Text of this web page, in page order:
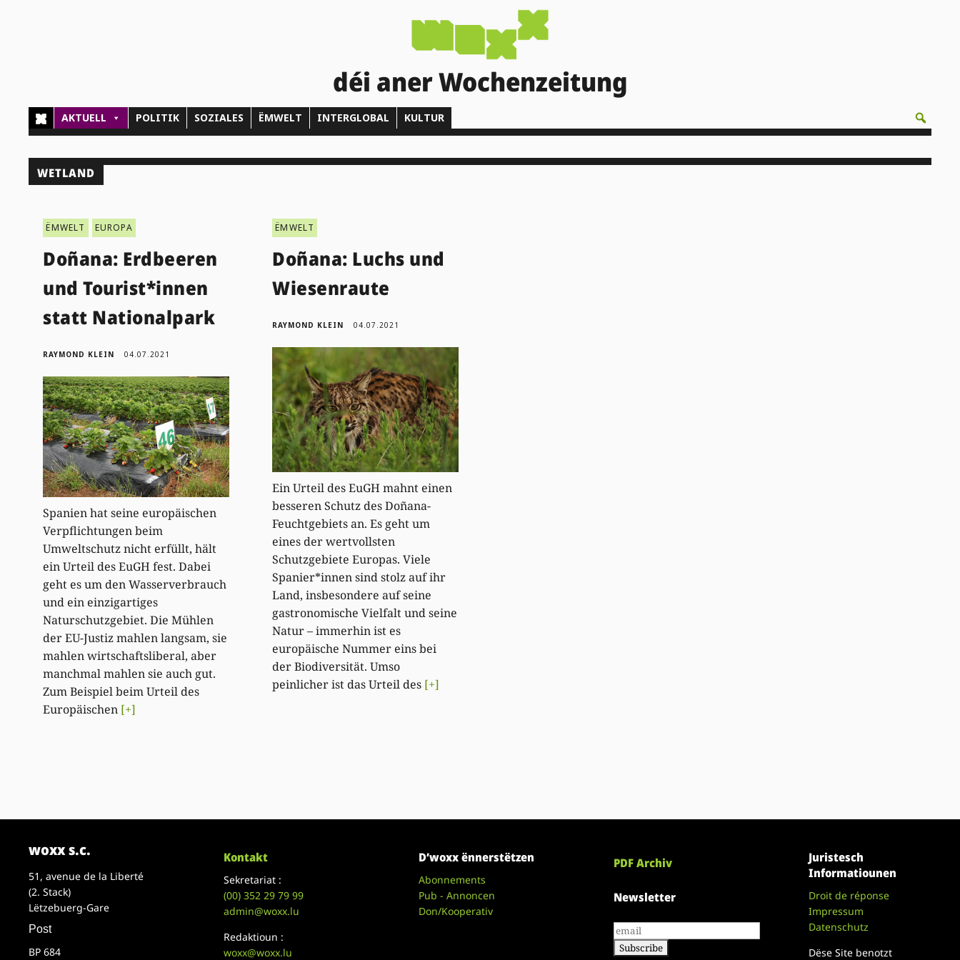
déi aner Wochenzeitung
AKTUELL POLITIK SOZIALES ËMWELT INTERGLOBAL KULTUR
WETLAND
ËMWELT EUROPA
Doñana: Erdbeeren
und Tourist*innen
statt Nationalpark
RAYMOND KLEIN 04.07.2021
Spanien hat seine europäischen
Verpflichtungen beim
Umweltschutz nicht erfüllt, hält
ein Urteil des EuGH fest. Dabei
geht es um den Wasserverbrauch
und ein einzigartiges
Naturschutzgebiet. Die Mühlen
der EU-Justiz mahlen langsam, sie
mahlen wirtschaftsliberal, aber
manchmal mahlen sie auch gut.
Zum Beispiel beim Urteil des
Europäischen [+]
ËMWELT
Doñana: Luchs und
Wiesenraute
RAYMOND KLEIN 04.07.2021
Ein Urteil des EuGH mahnt einen
besseren Schutz des Doñana-
Feuchtgebiets an. Es geht um
eines der wertvollsten
Schutzgebiete Europas. Viele
Spanier*innen sind stolz auf ihr
Land, insbesondere auf seine
gastronomische Vielfalt und seine
Natur – immerhin ist es
europäische Nummer eins bei
der Biodiversität. Umso
peinlicher ist das Urteil des [+]
woxx s.c.
51, avenue de la Liberté
(2. Stack)
Lëtzebuerg-Gare
Post
BP 684
Kontakt
Sekretariat :
(00)352 29 79 99
admin@woxx.lu
Redaktioun :
woxx@woxx.lu
D’woxx ënnerstëtzen
Abonnements
Pub - Annoncen
Don/Kooperativ
PDF Archiv
Newsletter
Juristesch
Informatiounen
Droit de réponse
Impressum
Datenschutz
Dëse Site benotzt